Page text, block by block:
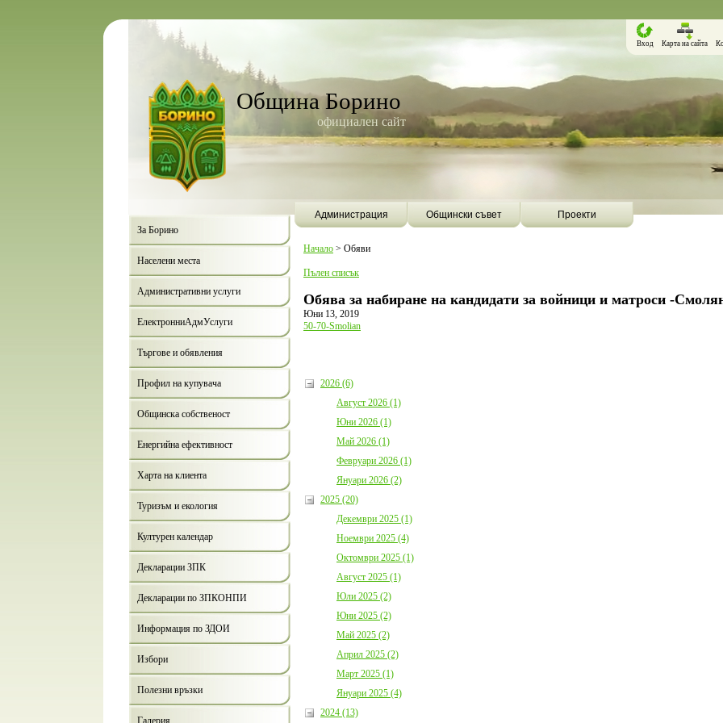
Община Борино
официален сайт
Вход Карта на сайта
Администрация Общински съвет
Проекти
За Борино
Населени места
Административни услуги
ЕлектронниАдмУслуги
Търгове и обявления
Профил на купувача
Общинска собственост
Енергийна ефективност
Харта на клиента
Туризъм и екология
Културен календар
Декларации ЗПК
Декларации по ЗПКОНПИ
Информация по ЗДОИ
Избори
Полезни връзки
Галерия
Начало > Обяви
Пълен списък
Обява за набиране на кандидати за войници и матроси -
Юни 13, 2019
50-70-Smolian
2026 (6)
Август 2026 (1)
Юни 2026 (1)
Май 2026 (1)
Февруари 2026 (1)
Януари 2026 (2)
2025 (20)
Декември 2025 (1)
Ноември 2025 (4)
Октомври 2025 (1)
Август 2025 (1)
Юли 2025 (2)
Юни 2025 (2)
Май 2025 (2)
Април 2025 (2)
Март 2025 (1)
Януари 2025 (4)
2024 (13)